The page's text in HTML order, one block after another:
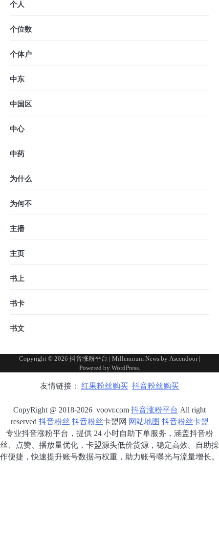
个人
个位数
个体户
中东
中国区
中心
中药
为什么
为何不
主播
主页
书上
书卡
书文
Copyright © 2026 抖音涨粉平台 | Millennium News by Ascendoor|
Powered by WordPress.
友情链接： 红果粉丝购买 抖音粉丝购买
CopyRight @ 2018-2026 voovr.com 抖音涨粉平台 All right
reserved 抖音粉丝 抖音粉丝卡盟网 网站地图 抖音粉丝卡盟
专业抖音涨粉平台，提供 24 小时自助下单服务，涵盖抖音粉
丝、点赞、播放量优化，卡盟源头低价货源，稳定高效。自助操
作便捷，快速提升账号数据与权重，助力账号曝光与流量增长。